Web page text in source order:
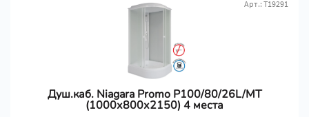
Душ.каб. Niagara Promo P100/80/26L/MT
(1000х800х2150) 4 места
Арт.: Т19291